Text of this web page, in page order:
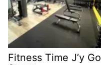
Fitness Time J’y Go